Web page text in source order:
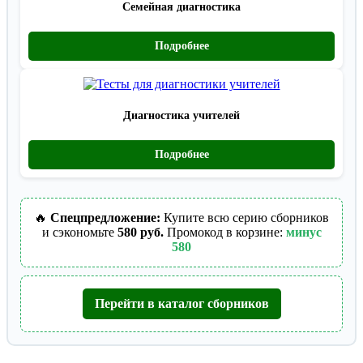
Семейная диагностика
Подробнее
Диагностика учителей
Подробнее
🔥 Спецпредложение: Купите всю серию сборников
и сэкономьте 580 руб.Промокод в корзине: минус
580
Перейти в каталог сборников